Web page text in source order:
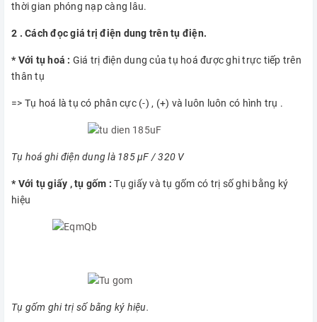
thời gian phóng nạp càng lâu.
2 . Cách đọc giá trị điện dung trên tụ điện.
* Với tụ hoá : Giá trị điện dung của tụ hoá được ghi trực tiếp trên
thân tụ
=> Tụ hoá là tụ có phân cực (-) , (+) và luôn luôn có hình trụ .
Tụ hoá ghi điện dung là 185 µF / 320 V
* Với tụ giấy , tụ gốm :Tụ giấy và tụ gốm có trị số ghi bằng ký
hiệu
Tụ gốm ghi trị số bằng ký hiệu.